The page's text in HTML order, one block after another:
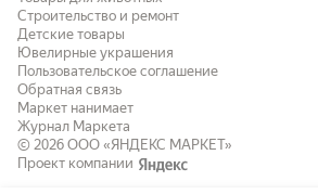
Строительство и ремонт
Детские товары
Ювелирные украшения
Пользовательское соглашение
Обратная связь
Маркет нанимает
Журнал Маркета
© 2026 ООО «ЯНДЕКС МАРКЕТ»
Проект компании